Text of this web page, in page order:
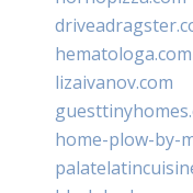
hematologa.com
lizaivanov.com
home-plow-by-